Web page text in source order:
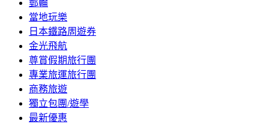
郵輪
當地玩樂
日本鐵路周遊券
金光飛航
尊賞假期旅行團
專業旅運旅行團
商務旅遊
獨立包團/遊學
最新優惠